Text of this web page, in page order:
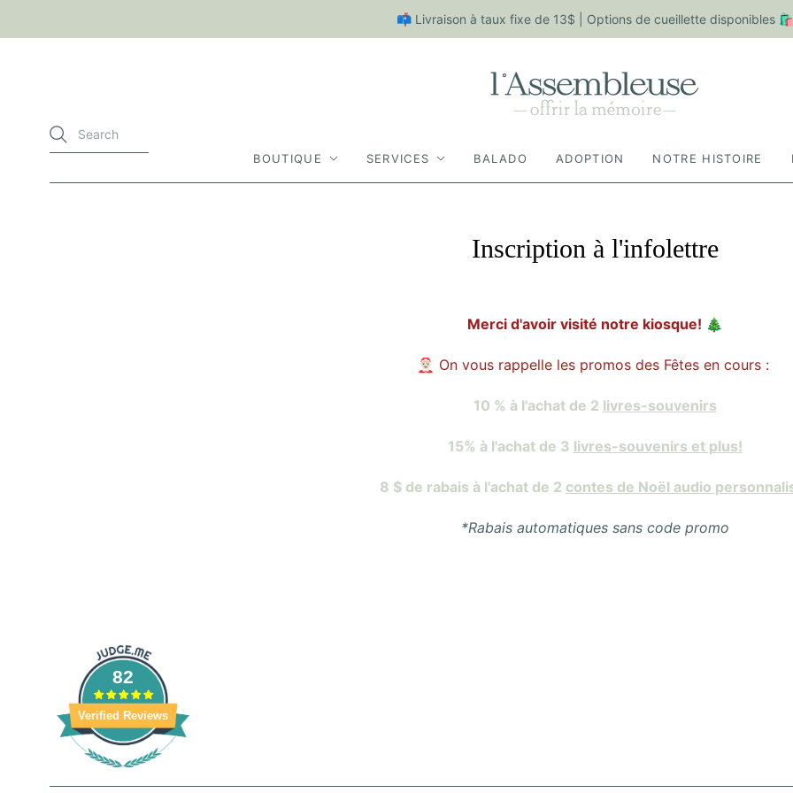
📫 Livraison à taux fixe de 13$ | Options de cueillette disponibles 🛍
BOUTIQUE SERVICES BALADO ADOPTION NOTRE HISTOIRE
Inscription à l'infolettre
Merci d'avoir visité notre kiosque! 🎄
🤶🏻 On vous rappelle les promos des Fêtes en cours :
10 % à l'achat de 2 livres-souvenirs
15% à l'achat de 3 livres-souvenirs et plus!
8 $ de rabais à l'achat de 2 contes de Noël audio
*Rabais automatiques sans code promo
82
Verified Reviews